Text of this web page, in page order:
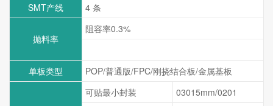
SMT产线
4 条
抛料率
阻容率0.3%
单板类型
POP/普通版/FPC/刚挠结合板/金属基板
可贴最小封装 03015mm/0201